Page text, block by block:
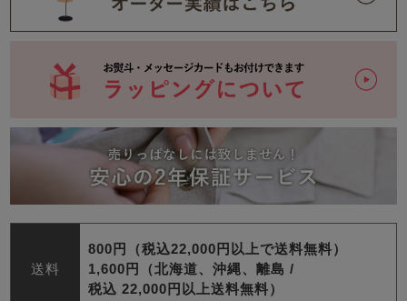
送料
800円（税込22,000円以上で送料無料）
1,600円（北海道、沖縄、離島 /
税込 22,000円以上送料無料）